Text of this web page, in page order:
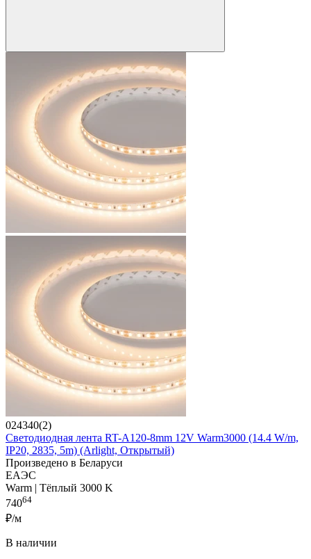
024340(2)
Светодиодная лента RT-A120-8mm 12V Warm3000 (14.4 W/m,
IP20, 2835, 5m) (Arlight, Открытый)
Произведено в Беларуси
ЕАЭС
Warm | Тёплый 3000 K
74064
₽/м
В наличии